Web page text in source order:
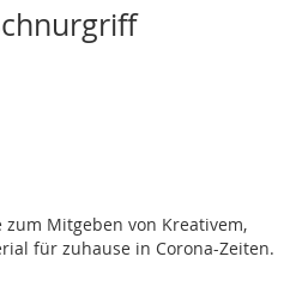
Mitgeben von Kreativem,
für zuhause in Corona-Zeiten.